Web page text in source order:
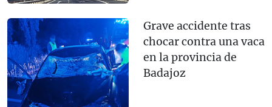
Grave accidente tras
chocar contra una vaca
en la provincia de
Badajoz